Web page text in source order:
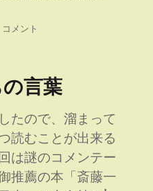
武
現
教
に
不
可
コメント
言葉
たので、溜まって
読むことが出来る
は謎のコメンテー
推薦の本「斎藤一